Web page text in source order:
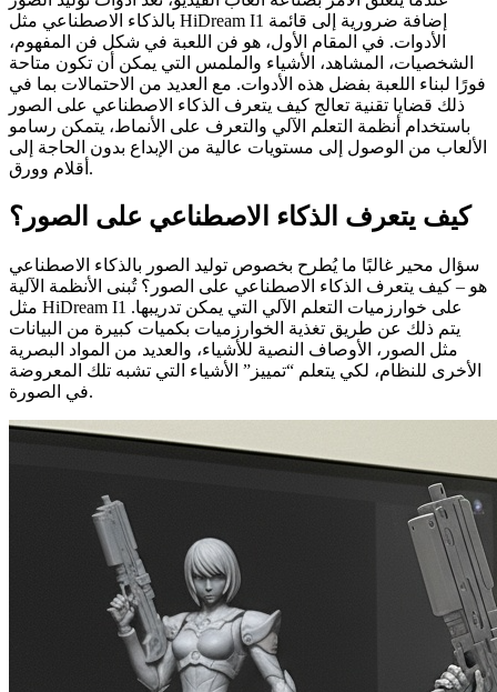
بالذكاء الاصطناعي مثل HiDream I1 إضافة ضرورية إلى قائمة
الأدوات. في المقام الأول، هو فن اللعبة في شكل فن المفهوم،
الشخصيات، المشاهد، الأشياء والملمس التي يمكن أن تكون متاحة
فورًا لبناء اللعبة بفضل هذه الأدوات. مع العديد من الاحتمالات بما في
ذلك قضايا تقنية تعالج كيف يتعرف الذكاء الاصطناعي على الصور
باستخدام أنظمة التعلم الآلي والتعرف على الأنماط، يتمكن رسامو
الألعاب من الوصول إلى مستويات عالية من الإبداع بدون الحاجة إلى
أقلام وورق.
كيف يتعرف الذكاء الاصطناعي على الصور؟
سؤال محير غالبًا ما يُطرح بخصوص توليد الصور بالذكاء الاصطناعي
هو – كيف يتعرف الذكاء الاصطناعي على الصور؟ تُبنى الأنظمة الآلية
مثل HiDream I1 على خوارزميات التعلم الآلي التي يمكن تدريبها.
يتم ذلك عن طريق تغذية الخوارزميات بكميات كبيرة من البيانات
مثل الصور، الأوصاف النصية للأشياء، والعديد من المواد البصرية
الأخرى للنظام، لكي يتعلم “تمييز” الأشياء التي تشبه تلك المعروضة
في الصورة.